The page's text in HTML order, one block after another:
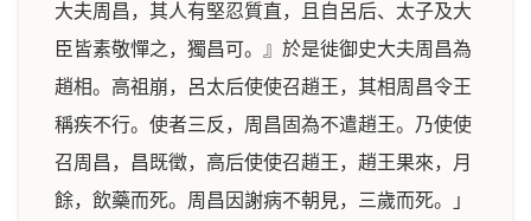
大夫周昌，其人有堅忍質直，且自呂后、太子及大
臣皆素敬憚之，獨昌可。』於是徙御史大夫周昌為
趙相。高祖崩，呂太后使使召趙王，其相周昌令王
稱疾不行。使者三反，周昌固為不遣趙王。乃使使
召周昌，昌既徵，高后使使召趙王，趙王果來，月
餘，飲藥而死。周昌因謝病不朝見，三歲而死。」